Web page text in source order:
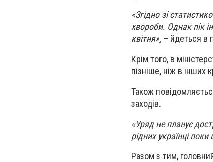
«Згідно зі
хвороби. Однак пік
квітня», – йдеться в
Крім того, в
пізніше, ніж в інших
Також
заходів.
«Уряд не планує
рідних українці
Разом з тим,